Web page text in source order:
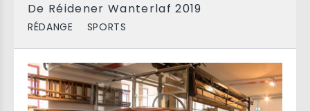
De Réidener Wanterlaf 2019
RÉDANGE SPORTS